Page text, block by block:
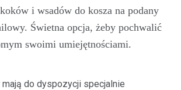
i wsadów do kosza na podany
Świetna opcja, żeby pochwalić
swoimi umiejętnościami.
mają do dyspozycji specjalnie